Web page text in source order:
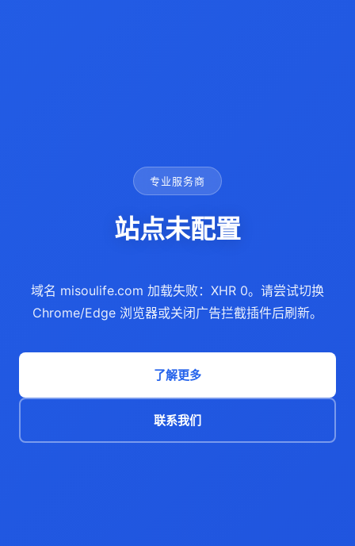
专业服务商
站点未配置
域名 misoulife.com 加载失败：XHR 0。请尝试切换
Chrome/Edge 浏览器或关闭广告拦截插件后刷新。
了解更多
联系我们